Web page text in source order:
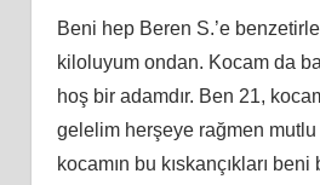
Beni hep Beren S.’e
kiloluyum ondan. Kocam da
hoş bir adamdır. Ben 21,
gelelim herşeye rağmen
kocamın bu kıskançıkları